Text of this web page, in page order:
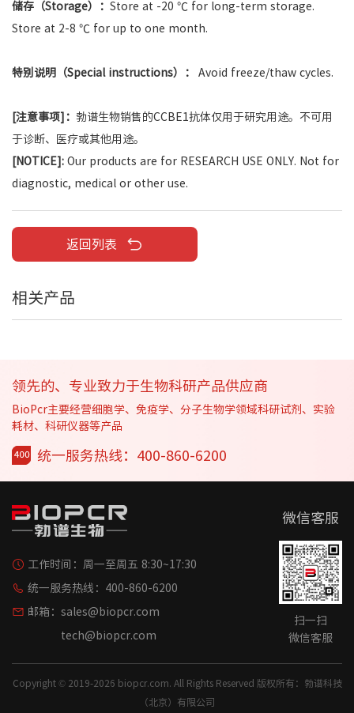
储存（Storage）： Store at -20 ℃ for long-term storage.
Store at 2-8 ℃ for up to one month.
特别说明（Special instructions）： Avoid freeze/thaw cycles.
[注意事项]： 勃谱生物销售的CCBE1抗体仅用于研究用途。不可用
于诊断、医疗或其他用途。
[NOTICE]: Our products are for RESEARCH USE ONLY. Not for
diagnostic, medical or other use.
返回列表
相关产品
领先的、专业致力于生物科研产品供应商
BioPcr主要经营细胞学、免疫学、分子生物学领域科研试剂、实验
耗材、科研仪器等产品
统一服务热线：400-860-6200
工作时间： 周一至周五 8:30~17:30
统一服务热线： 400-860-6200
邮箱： sales@biopcr.com
tech@biopcr.com
微信客服
扫一扫
微信客服
Copyright © 2019-2026 biopcr.com. All Rights Reserved 版权所有：勃谱科技
（北京）有限公司